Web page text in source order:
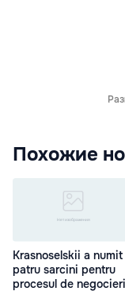
Похожие
Krasnoselskii a numit
patru sarcini pentru
procesul de negocieri